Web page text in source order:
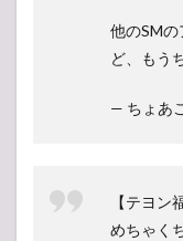
他のSM
ど、もう
— ちょあ
【テヨン
めちゃく